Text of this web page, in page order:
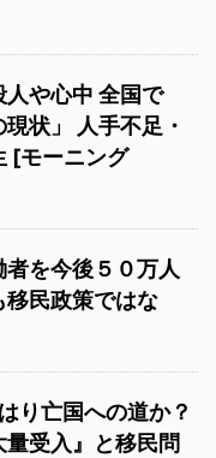
や心中 全国で
状」 人手不足・
[モーニング
を今後５０万人
民政策ではな
り亡国への道か？
量受入』と移民問